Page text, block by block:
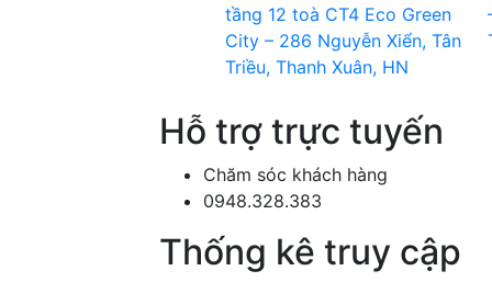
Hỗ trợ trực tuyến
Chăm sóc khách hàng
0948.328.383
Thống kê truy cập